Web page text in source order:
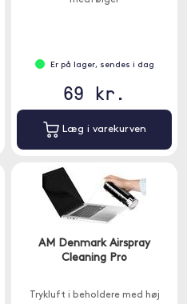
Er på lager, sendes i dag
69 kr.
Læg i varekurven
AM Denmark Airspray
Cleaning Pro
Trykluft i beholdere med høj